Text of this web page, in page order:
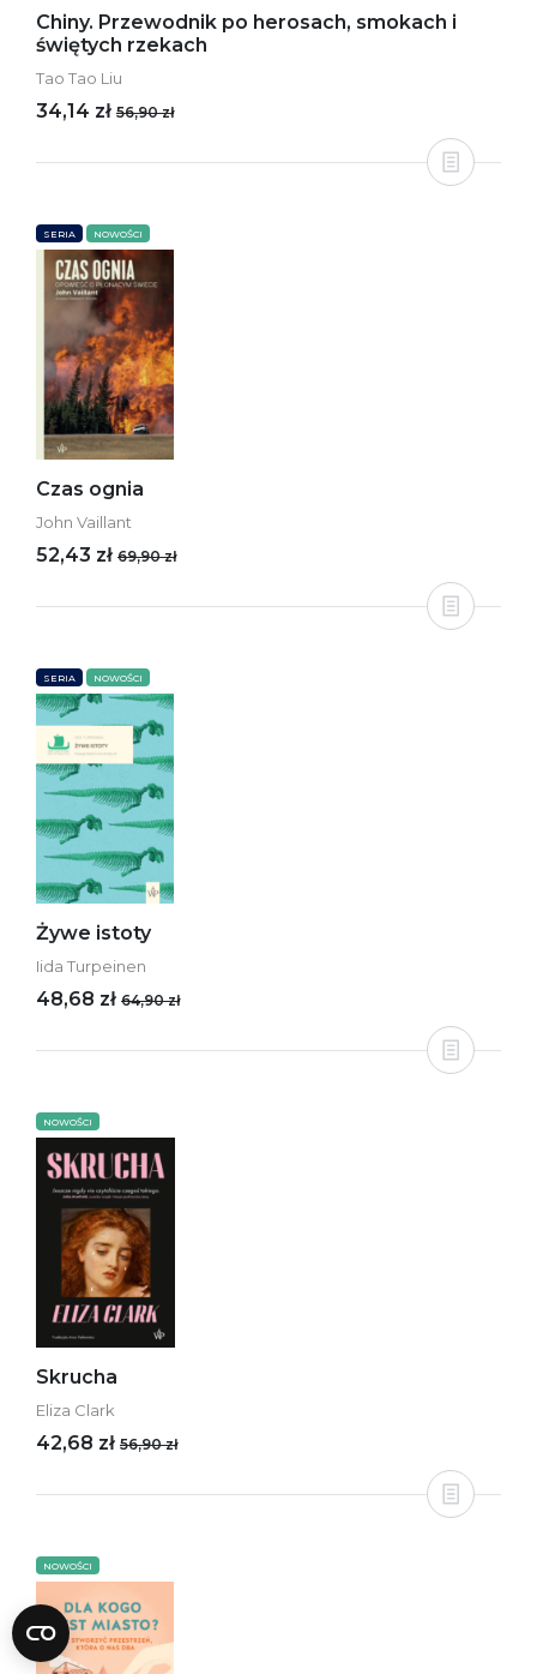
Chiny. Przewodnik po herosach, smokach i
świętych rzekach
Tao Tao Liu
34,14 zł 56,90 zł
SERIA NOWOŚCI
Czas ognia
John Vaillant
52,43 zł 69,90 zł
SERIA NOWOŚCI
Żywe istoty
Iida Turpeinen
48,68 zł 64,90 zł
NOWOŚCI
Skrucha
Eliza Clark
42,68 zł 56,90 zł
NOWOŚCI